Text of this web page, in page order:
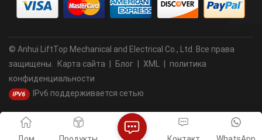
© Anhui LiftTop Mechanical and Electrical Co., Ltd. Все права
защищены.
Карта сайта Блог XML
политика
конфиденциальности
IPv6 поддерживается сетью